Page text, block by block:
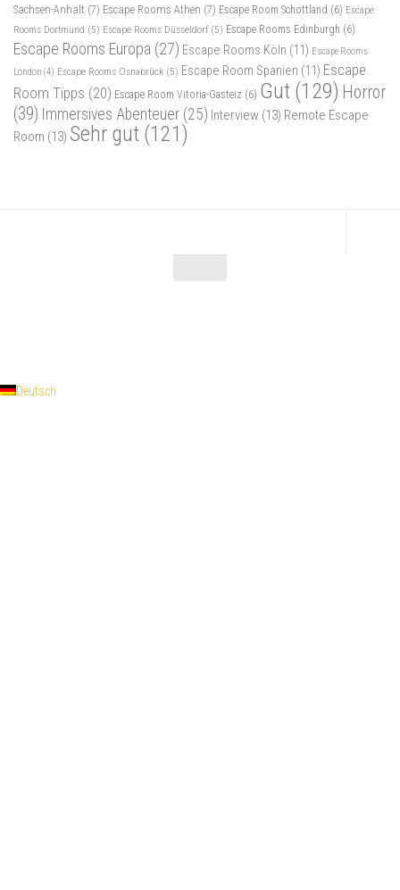
Sachsen-Anhalt (7) Escape Rooms Athen (7) Escape Room Schottland (6) Escape
Rooms Dortmund (5) Escape Rooms Düsseldorf (5) Escape Rooms Edinburgh (6)
Escape Rooms Europa (27) Escape Rooms Köln (11) Escape Rooms
London (4) Escape Rooms Osnabrück (5) Escape Room Spanien (11) Escape
Room Tipps (20) Escape Room Vitoria-Gasteiz (6) Gut (129) Horror
(39) Immersives Abenteuer (25) Interview (13) Remote Escape
Room (13) Sehr gut (121)
Deutsch